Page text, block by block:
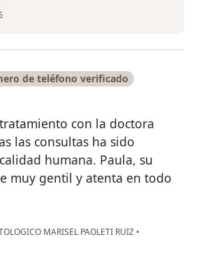
de teléfono verificado
con la doctora
las consultas ha sido
humana. Paula, su
muy gentil y atenta en todo
MARISEL PAOLETI RUIZ •